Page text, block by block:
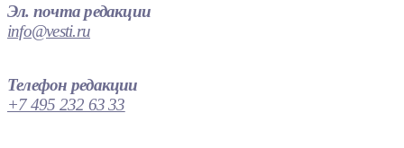
Эл. почта редакции
info@vesti.ru
Телефон редакции
+7 495 232 63 33